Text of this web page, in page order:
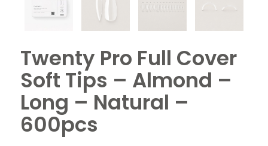
Twenty Pro Full Cover
Soft Tips – Almond –
Long – Natural –
600pcs